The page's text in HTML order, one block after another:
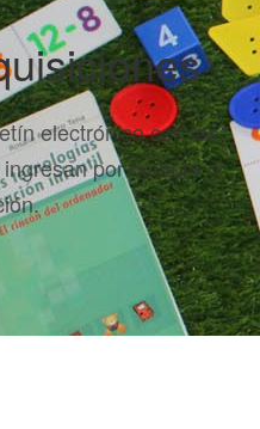
electrónico con las
por compra o